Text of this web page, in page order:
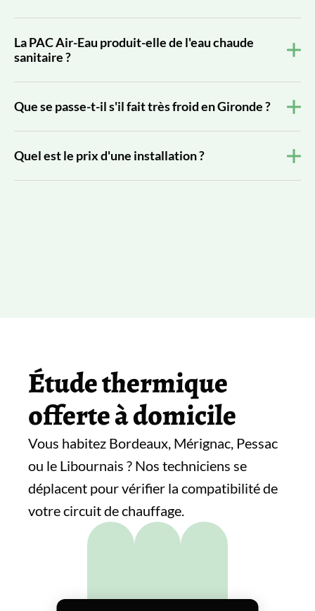
La PAC Air-Eau produit-elle de l'eau chaude
sanitaire ?
Que se passe-t-il s'il fait très froid en Gironde ?
Quel est le prix d'une installation ?
Étude thermique
offerte à domicile
Vous habitez Bordeaux, Mérignac, Pessac
ou le Libournais ? Nos techniciens se
déplacent pour vérifier la compatibilité de
votre circuit de chauffage.